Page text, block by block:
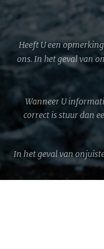
Heeft U een
ons. In het geval van
Wanneer U
correct is stuur dan
In het geval van